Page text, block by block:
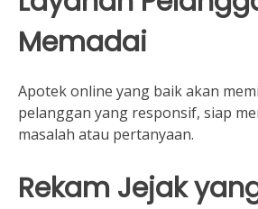
Memadai
Apotek online yang baik akan
pelanggan yang responsif, siap
masalah atau pertanyaan.
Rekam Jejak